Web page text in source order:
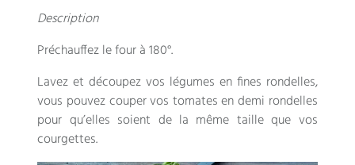
Description
Préchauffez le four à 180°.
Lavez et découpez vos légumes en fines rondelles,
vous pouvez couper vos tomates en demi rondelles
pour qu’elles soient de la même taille que vos
courgettes.